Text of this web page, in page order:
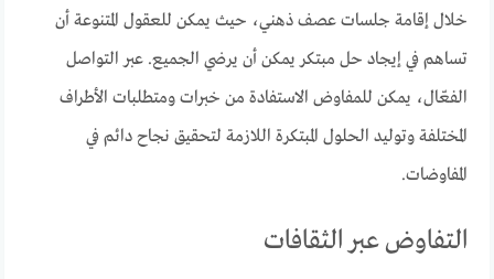
خلال إقامة جلسات عصف ذهني، حيث يمكن للعقول المتنوعة أن
تساهم في إيجاد حل مبتكر يمكن أن يرضي الجميع. عبر التواصل
الفعّال، يمكن للمفاوض الاستفادة من خبرات ومتطلبات الأطراف
المختلفة وتوليد الحلول المبتكرة اللازمة لتحقيق نجاح دائم في
المفاوضات.
التفاوض عبر الثقافات